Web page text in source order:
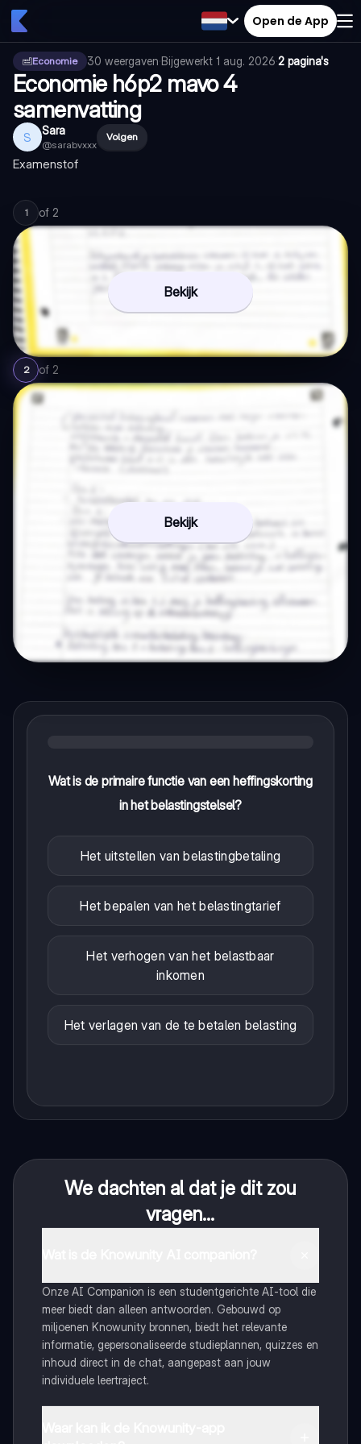
Open de App
Economie 30 weergaven·Bijgewerkt 1 aug. 2026·2 pagina's
Economie h6p2 mavo 4
samenvatting
S Sara
@sarabvxxx
Volgen
Examenstof
1 of 2
Bekijk
2 of 2
Bekijk
Wat is de primaire functie van een heffingskorting
in het belastingstelsel?
Het uitstellen van belastingbetaling
Het bepalen van het belastingtarief
Het verhogen van het belastbaar
inkomen
Het verlagen van de te betalen belasting
We dachten al dat je dit zou
vragen...
Onze AI Companion is een studentgerichte AI-tool die
meer biedt dan alleen antwoorden. Gebouwd op
miljoenen Knowunity bronnen, biedt het relevante
informatie, gepersonaliseerde studieplannen, quizzes en
inhoud direct in de chat, aangepast aan jouw
individuele leertraject.